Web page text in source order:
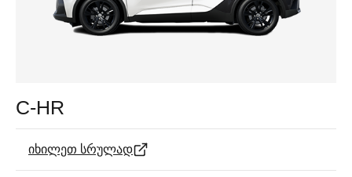
C-HR
იხილეთ სრულად